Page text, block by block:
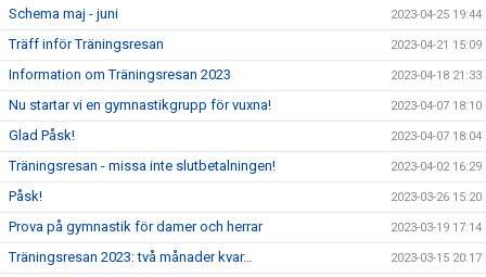
Schema maj - juni 2023-04-25 19:44
Träff inför Träningsresan 2023-04-21 15:09
Information om Träningsresan 2023 2023-04-18 21:33
Nu startar vi en gymnastikgrupp för vuxna! 2023-04-07 18:10
Glad Påsk! 2023-04-07 18:04
Träningsresan - missa inte slutbetalningen! 2023-04-02 16:29
Påsk! 2023-03-26 15:20
Prova på gymnastik för damer och herrar 2023-03-19 17:14
Träningsresan 2023: två månader kvar… 2023-03-15 20:17